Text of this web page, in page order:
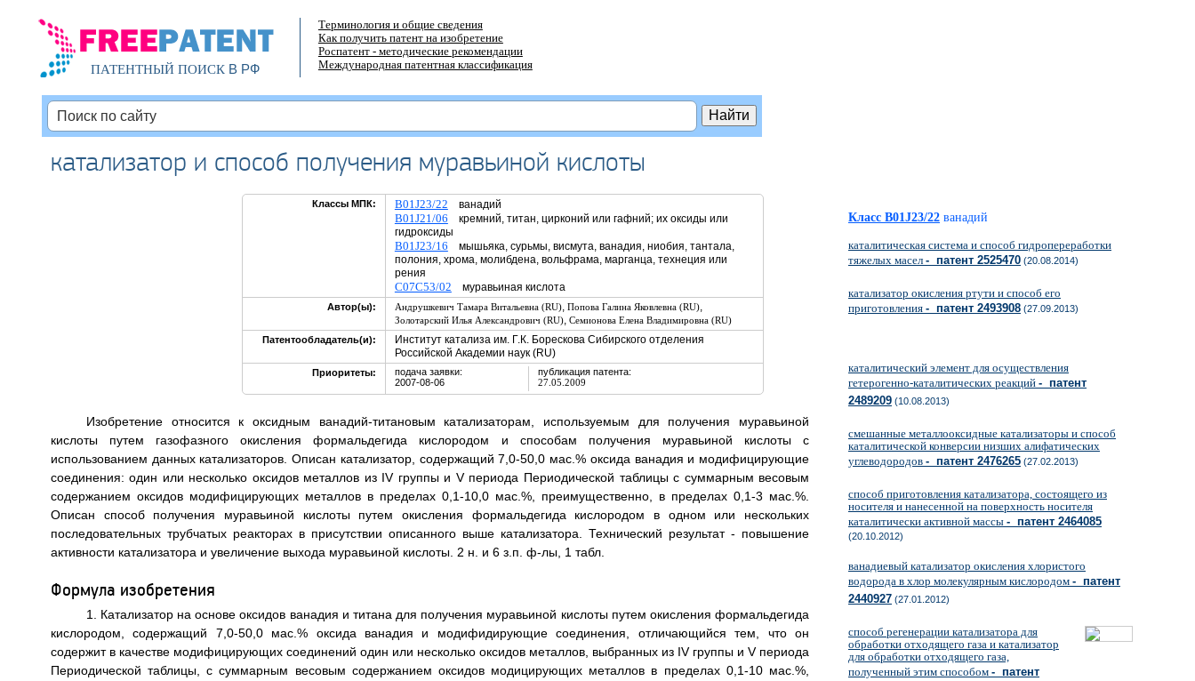
ПАТЕНТНЫЙ ПОИСКВ РФ
Терминология и общие сведения
Как получить патент на изобретение
Роспатент - методические рекомендации
Международная патентная классификация
катализатор и способ получения муравьиной кислоты
Классы МПК: B01J23/22 ванадий
B01J21/06 кремний, титан, цирконий или гафний; их оксиды или
гидроксиды
B01J23/16 мышьяка, сурьмы, висмута, ванадия, ниобия, тантала,
полония, хрома, молибдена, вольфрама, марганца, технеция или
рения
C07C53/02 муравьиная кислота
Автор(ы): Андрушкевич Тамара Витальевна (RU), Попова Галина Яковлевна (RU),
Золотарский Илья Александрович (RU), Семионова Елена Владимировна (RU)
Патентообладатель(и):
Институт катализа им. Г.К. Борескова Сибирского отделения
Российской Академии наук (RU)
Приоритеты:
подача заявки:
2007-08-06
публикация патента:
27.05.2009
Изобретение относится к оксидным ванадий-титановым катализаторам, используемым для получения муравьиной
кислоты путем газофазного окисления формальдегида кислородом и способам получения муравьиной кислоты с
использованием данных катализаторов. Описан катализатор, содержащий 7,0-50,0 мас.% оксида ванадия и модифицирующие
соединения: один или несколько оксидов металлов из IV группы и V периода Периодической таблицы с суммарным весовым
содержанием оксидов модифицирующих металлов в пределах 0,1-10,0 мас.%, преимущественно, в пределах 0,1-3 мас.%.
Описан способ получения муравьиной кислоты путем окисления формальдегида кислородом в одном или нескольких
последовательных трубчатых реакторах в присутствии описанного выше катализатора. Технический результат - повышение
активности катализатора и увеличение выхода муравьиной кислоты. 2 н. и 6 з.п. ф-лы, 1 табл.
Формула изобретения
1. Катализатор на основе оксидов ванадия и титана для получения муравьиной кислоты путем окисления формальдегида
кислородом, содержащий 7,0-50,0 мас.% оксида ванадия и модифидирующие соединения, отличающийся тем, что он
содержит в качестве модифицирующих соединений один или несколько оксидов металлов, выбранных из IV группы и V периода
Периодической таблицы, с суммарным весовым содержанием оксидов модицирующих металлов в пределах 0,1-10 мас.%,
Класс B01J23/22 ванадий
каталитическая система и способ гидропереработки
тяжелых масел - патент 2525470 (20.08.2014)
катализатор окисления ртути и способ его
приготовления - патент 2493908 (27.09.2013)
каталитический элемент для осуществления
гетерогенно-каталитических реакций - патент
2489209 (10.08.2013)
смешанные металлооксидные катализаторы и способ
каталитической конверсии низших алифатических
углеводородов - патент 2476265 (27.02.2013)
способ приготовления катализатора, состоящего из
носителя и нанесенной на поверхность носителя
каталитически активной массы - патент 2464085
(20.10.2012)
ванадиевый катализатор окисления хлористого
водорода в хлор молекулярным кислородом - патент
2440927 (27.01.2012)
способ регенерации катализатора для
обработки отходящего газа и катализатор
для обработки отходящего газа,
полученный этим способом - патент